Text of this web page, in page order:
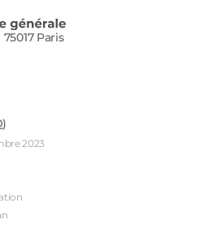
Paris
2023